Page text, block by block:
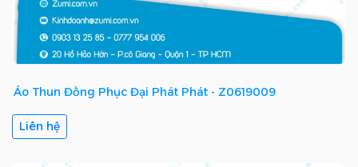
Áo Thun Đồng Phục Đại Phát Phát - Z0619009
Liên hệ